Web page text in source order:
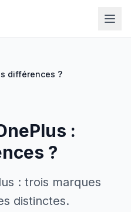
différences ?
:
?
: trois marques
distinctes.